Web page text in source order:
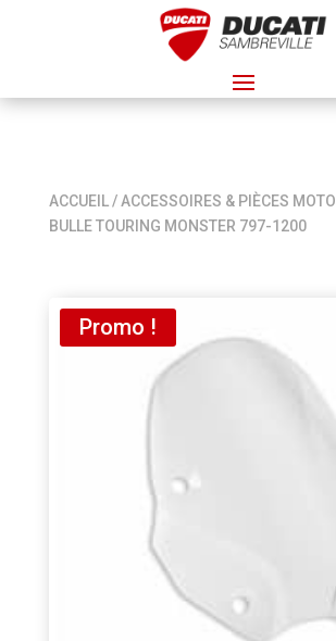
ACCUEIL/ ACCESSOIRES & PIÈCES MOTO
BULLE TOURING MONSTER 797-1200
Promo !